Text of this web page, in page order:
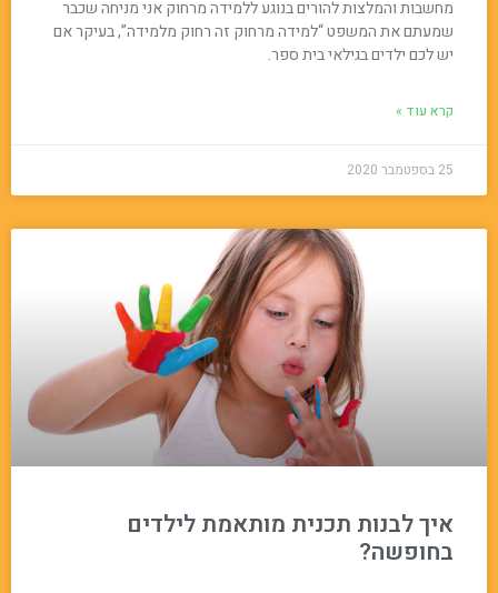
מחשבות והמלצות להורים בנוגע ללמידה מרחוק אני מניחה שכבר
שמעתם את המשפט “למידה מרחוק זה רחוק מלמידה”, בעיקר אם
יש לכם ילדים בגילאי בית ספר.
קרא עוד »
25 בספטמבר 2020
איך לבנות תכנית מותאמת לילדים
בחופשה?